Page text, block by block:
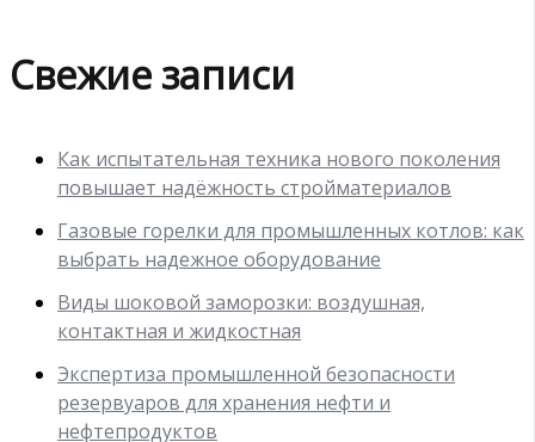
Свежие записи
Как испытательная техника нового поколения
повышает надёжность стройматериалов
Газовые горелки для промышленных котлов: как
выбрать надежное оборудование
Виды шоковой заморозки: воздушная,
контактная и жидкостная
Экспертиза промышленной безопасности
резервуаров для хранения нефти и
нефтепродуктов